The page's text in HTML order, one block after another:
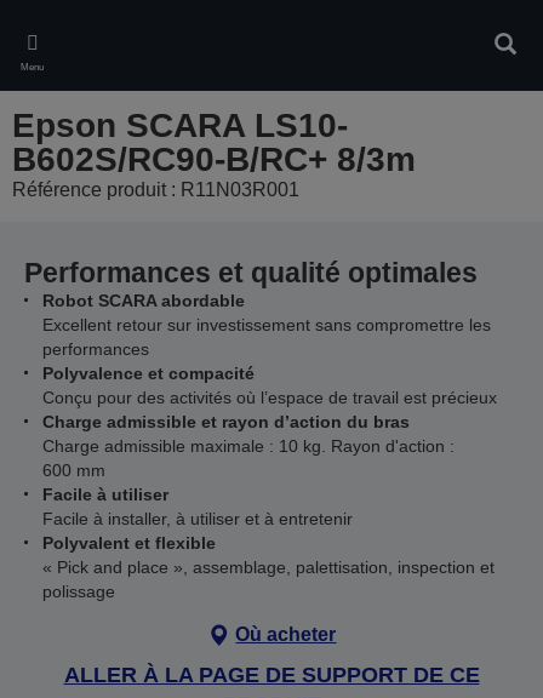
main
content
Menu
Epson SCARA LS10-
B602S/RC90-B/RC+ 8/3m
Référence produit : R11N03R001
Performances et qualité optimales
Robot SCARA abordable
Excellent retour sur investissement sans compromettre les
performances
Polyvalence et compacité
Conçu pour des activités où l’espace de travail est précieux
Charge admissible et rayon d’action du bras
Charge admissible maximale : 10 kg. Rayon d'action :
600 mm
Facile à utiliser
Facile à installer, à utiliser et à entretenir
Polyvalent et flexible
« Pick and place », assemblage, palettisation, inspection et
polissage
Où acheter
ALLER À LA PAGE DE SUPPORT DE CE